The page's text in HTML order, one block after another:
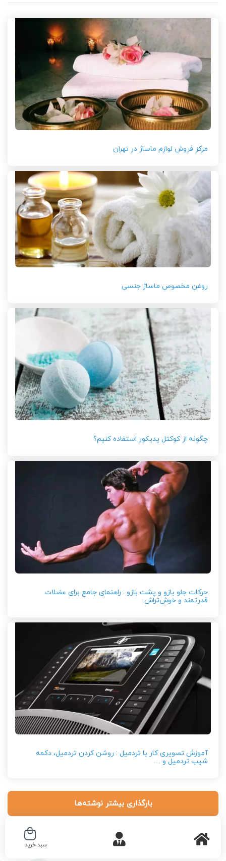
مرکز فروش لوازم ماساژ در تهران
روغن مخصوص ماساژ جنسی
چگونه از کوکتل پدیکور استفاده کنیم؟
حرکات جلو بازو و پشت بازو : راهنمای جامع برای عضلات
قدرتمند و خوش‌تراش
آموزش تصویری کار با تردمیل : روشن کردن تردمیل، دکمه
شیب تردمیل و …
بارگذاری بیشتر نوشته‌ها
سبد خرید